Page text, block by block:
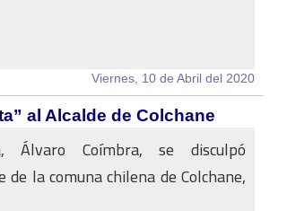
Viernes, 10 de Abril del 2020
al Alcalde de Colchane
Coímbra, se disculpó
la comuna chilena de Colchane,